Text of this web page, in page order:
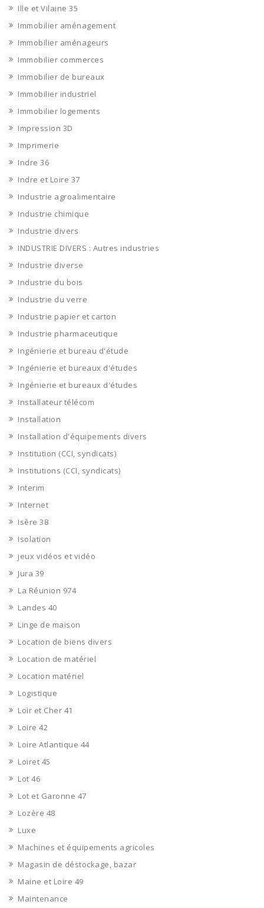
Ille et Vilaine 35
Immobilier aménagement
Immobilier aménageurs
Immobilier commerces
Immobilier de bureaux
Immobilier industriel
Immobilier logements
Impression 3D
Imprimerie
Indre 36
Indre et Loire 37
Industrie agroalimentaire
Industrie chimique
Industrie divers
INDUSTRIE DIVERS : Autres industries
Industrie diverse
Industrie du bois
Industrie du verre
Industrie papier et carton
Industrie pharmaceutique
Ingénierie et bureau d'étude
Ingénierie et bureaux d'études
Ingénierie et bureaux d'études
Installateur télécom
Installation
Installation d'équipements divers
Institution (CCI, syndicats)
Institutions (CCI, syndicats)
Interim
Internet
Isère 38
Isolation
jeux vidéos et vidéo
Jura 39
La Réunion 974
Landes 40
Linge de maison
Location de biens divers
Location de matériel
Location matériel
Logistique
Loir et Cher 41
Loire 42
Loire Atlantique 44
Loiret 45
Lot 46
Lot et Garonne 47
Lozère 48
Luxe
Machines et équipements agricoles
Magasin de déstockage, bazar
Maine et Loire 49
Maintenance